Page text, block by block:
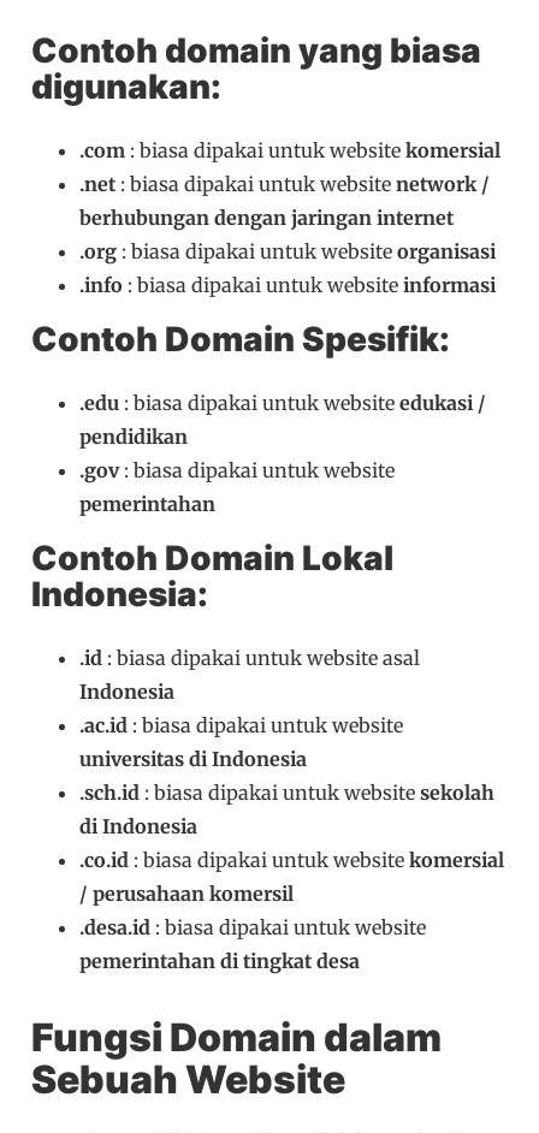
Contoh domain yang biasa
digunakan:
.com : biasa dipakai untuk websitekomersial
.net : biasa dipakai untuk websitenetwork /
berhubungan dengan jaringan internet
.org : biasa dipakai untuk websiteorganisasi
.info : biasa dipakai untuk websiteinformasi
Contoh Domain Spesifik:
.edu : biasa dipakai untuk websiteedukasi /
pendidikan
.gov: biasa dipakai untuk website
pemerintahan
Contoh Domain Lokal
Indonesia:
.id : biasa dipakai untuk website asal
Indonesia
.ac.id : biasa dipakai untuk website
universitas di Indonesia
.sch.id : biasa dipakai untuk websitesekolah
di Indonesia
.co.id : biasa dipakai untuk websitekomersial
/ perusahaan komersil
.desa.id : biasa dipakai untuk website
pemerintahan di tingkat desa
Fungsi Domain dalam
Sebuah Website